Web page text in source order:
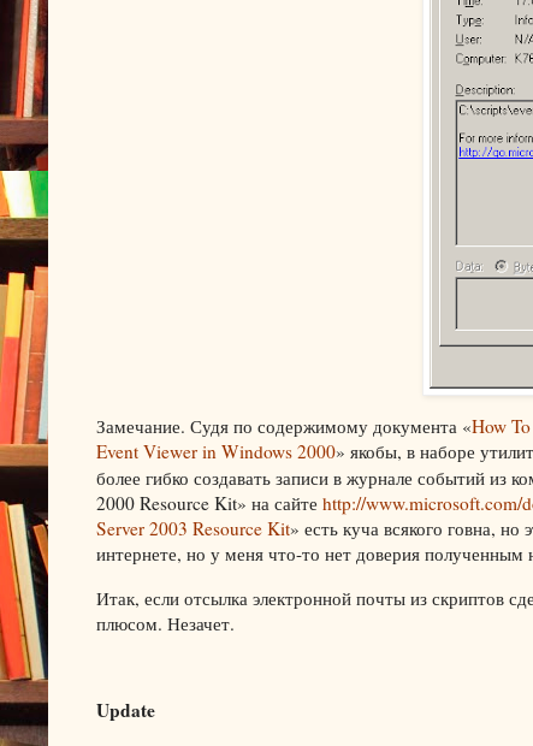
Замечание. Судя по содержимому документа «How
Event Viewer in Windows 2000» якобы, в наборе
более гибко создавать записи в журнале событий из
2000 Resource Kit» на сайте http://www.microsoft.com/
Server 2003 Resource Kit» есть куча всякого говна,
интернете, но у меня что-то нет доверия
Итак, если отсылка электронной почты из скриптов
плюсом. Незачет.
Update